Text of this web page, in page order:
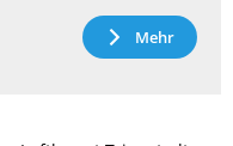
Mehr